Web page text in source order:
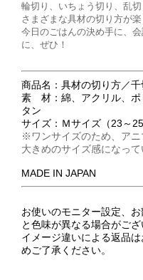
輪切り、いちょう切り、乱切
さまざまな具材の切り方が楽
今日のごはんの決め手に、
に、ぜひ！
商品名：具材の切り方／千
素 材：綿、アクリル、ポ
タン
サイズ：Ｍサイズ（23～
※ワンサイズのため、ア
大きめのサイズ感になって
MADE IN JAPAN
お使いのモニター設定、
と色味が異なる場合がござ
イメージ違いによる返品
めご了承ください。